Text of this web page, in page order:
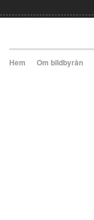
Hem Om bildbyrån